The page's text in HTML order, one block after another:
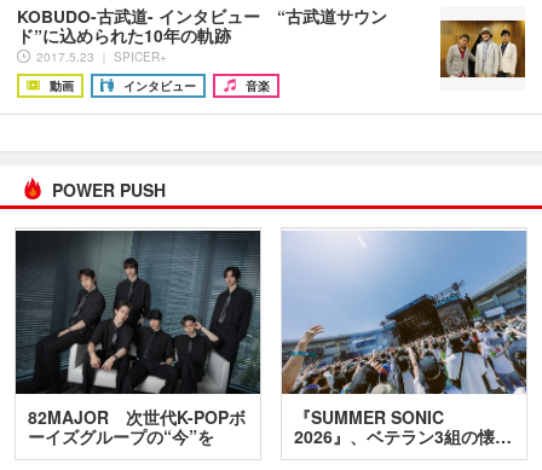
KOBUDO-古武道- インタビュー “古武道サウン
ド”に込められた10年の軌跡
2017.5.23 ｜ SPICER+
動画
インタビュー 音楽
POWER PUSH
82MAJOR 次世代K-POPボ
ーイズグループの“今”を
訊…
『SUMMER SONIC
2026』、ベテラン3組の懐…